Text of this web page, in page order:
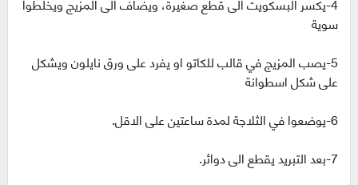
سوية
5-يصب المزيج في قالب للكاتو او يفرد على ورق نايلون ويشكل
على شكل اسطوانة
6-يوضعوا في الثلاجة لمدة ساعتين على الاقل.
7-بعد التبريد يقطع الى دوائر.